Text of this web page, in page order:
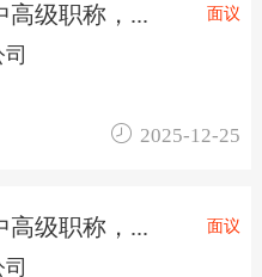
高级职称，... 面议
 2025-12-25
高级职称，... 面议